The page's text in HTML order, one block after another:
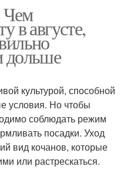
Чем
в августе,
дольше
культурой, способной
условия. Но чтобы
соблюдать режим
посадки. Уход
вид кочанов, которые
или растрескаться.